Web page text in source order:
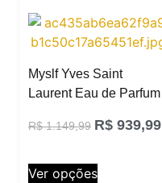
Myslf Yves Saint
Laurent Eau de Parfum
R$1.149,99 R$ 939,99
Ver opções